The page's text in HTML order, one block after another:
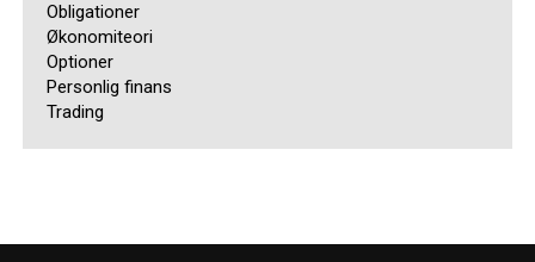
Obligationer
Økonomiteori
Optioner
Personlig finans
Trading